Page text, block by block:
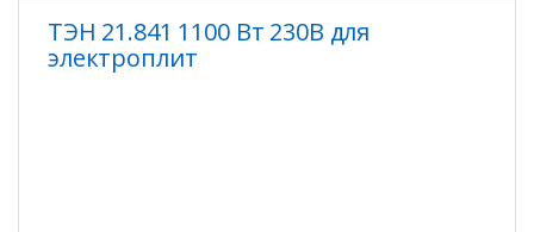
ТЭН 21.841 1100 Вт 230В для
электроплит